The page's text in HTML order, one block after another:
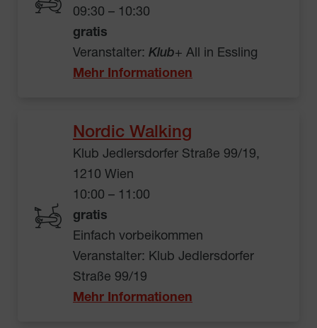
09:30 – 10:30
gratis
Veranstalter: Klub+ All in Essling
Mehr Informationen
Nordic Walking
Klub Jedlersdorfer Straße 99/19,
1210 Wien
10:00 – 11:00
gratis
Einfach vorbeikommen
Veranstalter: Klub Jedlersdorfer
Straße 99/19
Mehr Informationen